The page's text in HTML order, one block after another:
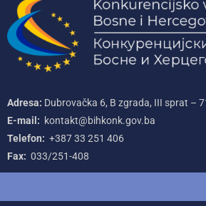
Adresa: Dubrovačka 6, B zgrada, III sprat –
E-mail: kontakt@bihkonk.gov.ba
Telefon: +387‌ 33‌ 251‌ 406
Fax: 033/251-408